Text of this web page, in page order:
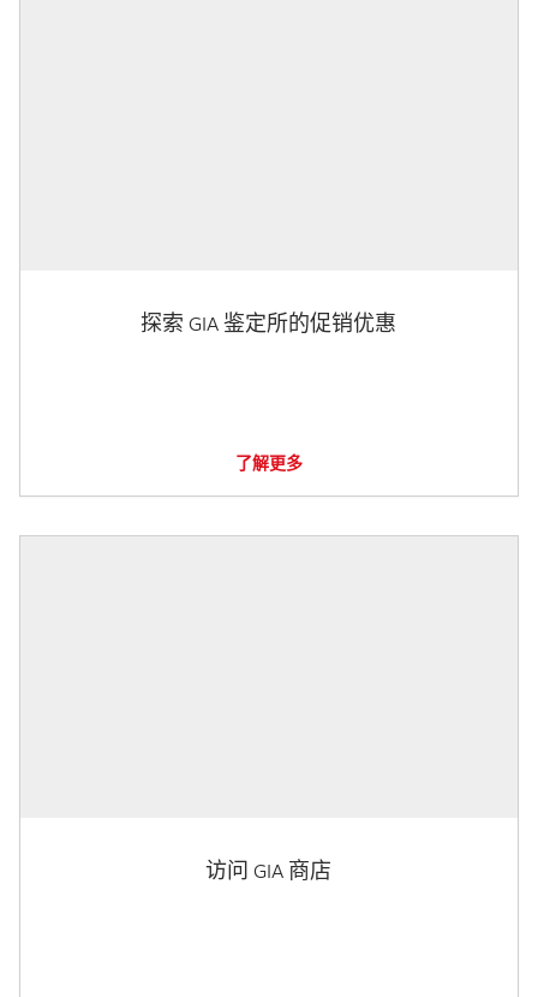
探索 GIA 鉴定所的促销优惠
了解更多
访问 GIA 商店